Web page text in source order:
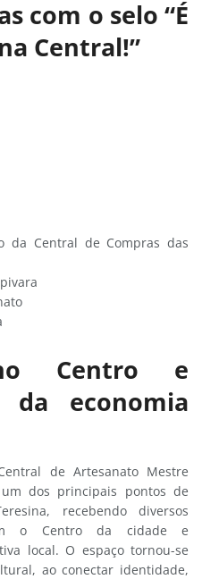
com o selo “É
Central!”
da Central de Compras das
Centro e
da economia
de Artesanato Mestre
dos principais pontos de
recebendo diversos
o Centro da cidade e
local. O espaço tornou-se
ao conectar identidade,